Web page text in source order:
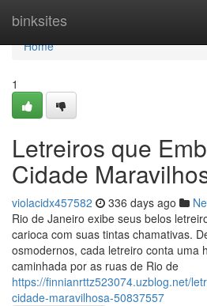
binksites
Home
Home
1
Letreiros que
Cidade
violacidx457582 336 days ago
Rio de Janeiro exibe seus belos
carioca com suas tintas chamativas.
osmodernos, cada letreiro conta uma
caminhada por as ruas de Rio de
https://finnianrttz523074.uzblog.net/
cidade-maravilhosa-50837557